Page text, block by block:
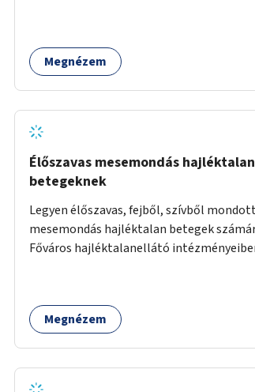
Megnézem
Élőszavas mesemondás hajléktalan
betegeknek
Legyen élőszavas, fejből, szívből
mesemondás hajléktalan betegek
Főváros hajléktalanellátó
végzettségű emberek végeznék.
Megnézem